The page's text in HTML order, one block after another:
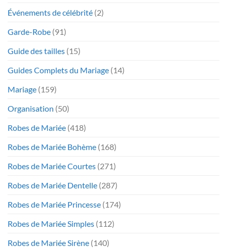
Événements de célébrité (2)
Garde-Robe (91)
Guide des tailles (15)
Guides Complets du Mariage (14)
Mariage (159)
Organisation (50)
Robes de Mariée (418)
Robes de Mariée Bohème (168)
Robes de Mariée Courtes (271)
Robes de Mariée Dentelle (287)
Robes de Mariée Princesse (174)
Robes de Mariée Simples (112)
Robes de Mariée Sirène (140)